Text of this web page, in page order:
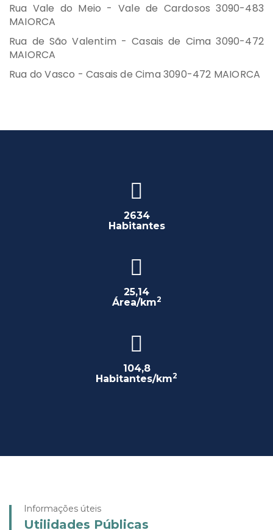
Rua Vale do Meio - Vale de Cardosos 3090-483
MAIORCA
Rua de São Valentim - Casais de Cima 3090-472
MAIORCA
Rua do Vasco - Casais de Cima 3090-472 MAIORCA
2634
Habitantes
25,14
Área/km2
104,8
Habitantes/km2
Informações úteis
Utilidades Públicas